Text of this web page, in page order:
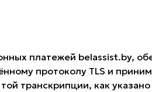
платежей belassist.by,
протоколу TLS и
транскрипции, как указано